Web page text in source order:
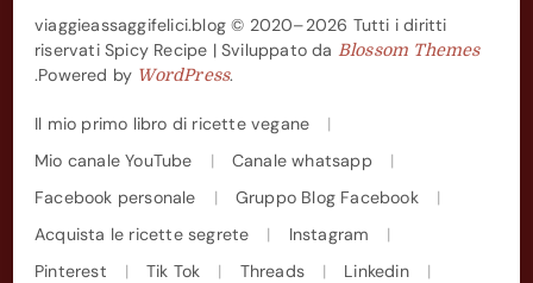
viaggieassaggifelici.blog © 2020–2026 Tutti i diritti
riservatiSpicy Recipe | Sviluppato da Blossom Themes
.Powered by WordPress.
Il mio primo libro di ricette vegane
Mio canale YouTube
Canale whatsapp
Facebook personale
Gruppo Blog Facebook
Acquista le ricette segrete
Instagram
Pinterest
Tik Tok Threads
Linkedin